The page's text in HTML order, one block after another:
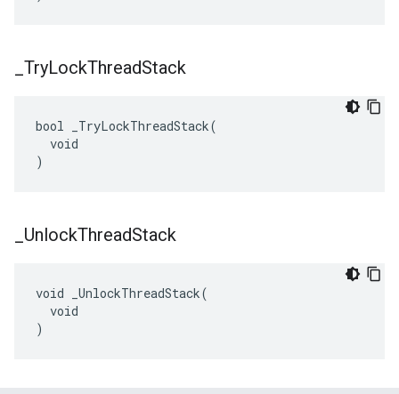
TryLockThreadStack
bool _TryLockThreadStack(
  void
)
UnlockThreadStack
void _UnlockThreadStack(
  void
)